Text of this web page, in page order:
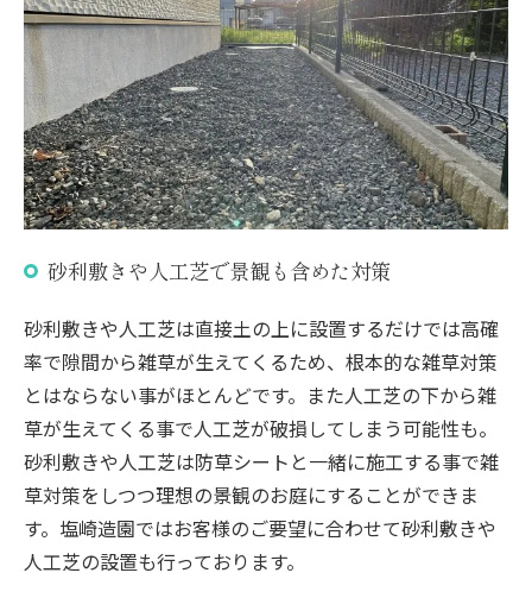
砂利敷きや人工芝で景観も含めた対策
砂利敷きや人工芝は直接土の上に設置するだけでは高確
率で隙間から雑草が生えてくるため、根本的な雑草対策
とはならない事がほとんどです。また人工芝の下から雑
草が生えてくる事で人工芝が破損してしまう可能性も。
砂利敷きや人工芝は防草シートと一緒に施工する事で雑
草対策をしつつ理想の景観のお庭にすることができま
す。塩崎造園ではお客様のご要望に合わせて砂利敷きや
人工芝の設置も行っております。